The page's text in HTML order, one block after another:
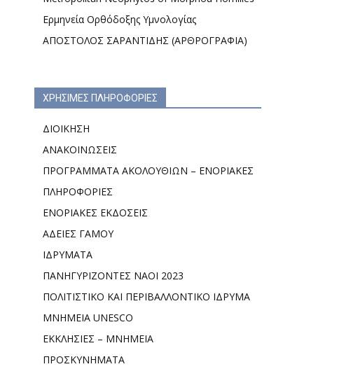
Ερμηνεία Ορθόδοξης Υμνολογίας
ΑΠΟΣΤΟΛΟΣ ΣΑΡΑΝΤΙΔΗΣ (ΑΡΘΡΟΓΡΑΦΙΑ)
ΧΡΗΣΙΜΕΣ ΠΛΗΡΟΦΟΡΙΕΣ
ΔΙΟΙΚΗΣΗ
ΑΝΑΚΟΙΝΩΣΕΙΣ
ΠΡΟΓΡΑΜΜΑΤΑ ΑΚΟΛΟΥΘΙΩΝ – ΕΝΟΡΙΑΚΕΣ
ΠΛΗΡΟΦΟΡΙΕΣ
ΕΝΟΡΙΑΚΕΣ ΕΚΔΟΣΕΙΣ
ΑΔΕΙΕΣ ΓΑΜΟΥ
ΙΔΡΥΜΑΤΑ
ΠΑΝΗΓΥΡΙΖΟΝΤΕΣ ΝΑΟΙ 2023
ΠΟΛΙΤΙΣΤΙΚΟ ΚΑΙ ΠΕΡΙΒΑΛΛΟΝΤΙΚΟ ΙΔΡΥΜΑ
ΜΝΗΜΕΙΑ UNESCO
ΕΚΚΛΗΣΙΕΣ – ΜΝΗΜΕΙΑ
ΠΡΟΣΚΥΝΗΜΑΤΑ